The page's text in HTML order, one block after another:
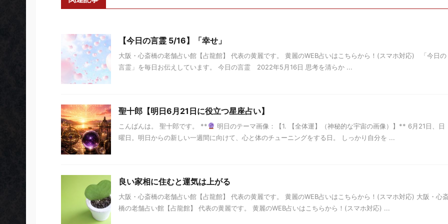
【今日の言霊 5/16】「幸せ」
大阪・心斎橋の老舗占い館【占龍館】 代表の黄麗です。 黄麗のWEB占いはこちらから！(スマホ対応) 「今日の
言霊」を毎日お伝えしています。 今日の言霊 2022年5月16日 思考を清らか ...
聖十郎【明日6月21日に役立つ星座占い】
こんばんは。 聖十郎です。 **
明日のテーマ画像：【1. 【全体運】（神秘的な宇宙の画像）】** 6月21日、日
曜日。明日からの新しい一週間に向けて、心と体のチューニングをする日。 しっかり自分を ...
良い家相に住むと運気は上がる
大阪・心斎橋の老舗占い館【占龍館】 代表の黄麗です。 黄麗のWEB占いはこちらから！(スマホ対応) 大阪・心
橋の老舗占い館【占龍館】 代表の黄麗です。 黄麗のWEB占いはこちらから！(スマホ対応) ...